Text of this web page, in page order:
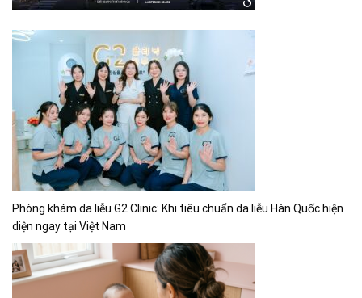
Phòng khám da liễu G2 Clinic: Khi tiêu chuẩn da liễu Hàn Quốc hiện
diện ngay tại Việt Nam